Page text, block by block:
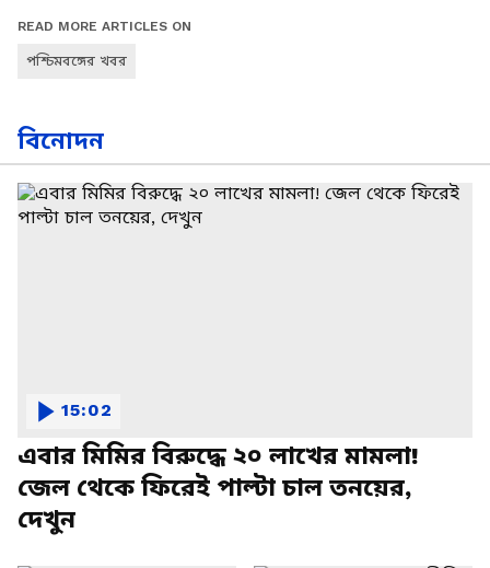
READ MORE ARTICLES ON
পশ্চিমবঙ্গের খবর
বিনোদন
এবার মিমির বিরুদ্ধে ২০ লাখের মামলা!
জেল থেকে ফিরেই পাল্টা চাল তনয়ের,
দেখুন
15:02